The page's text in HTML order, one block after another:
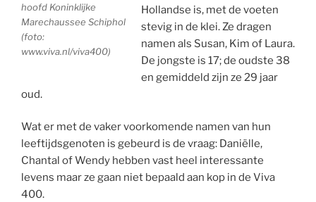
hoofd Koninklijke
Marechaussee Schiphol
(foto:
www.viva.nl/viva400)
Hollandse is, met de voeten
stevig in de klei. Ze dragen
namen als Susan, Kim of Laura.
De jongste is 17; de oudste 38
en gemiddeld zijn ze 29 jaar
oud.
Wat er met de vaker voorkomende namen van hun
leeftijdsgenoten is gebeurd is de vraag: Daniëlle,
Chantal of Wendy hebben vast heel interessante
levens maar ze gaan niet bepaald aan kop in de Viva
400.